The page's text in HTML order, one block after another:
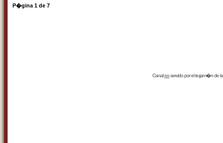
P�gina 1 de 7
Canalrssservido por eltrujam�nde